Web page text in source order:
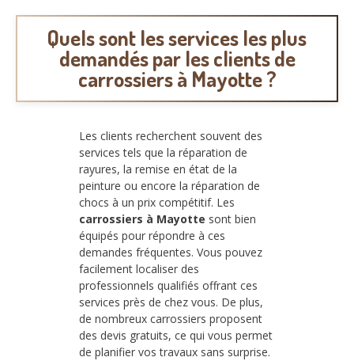
Quels sont les services les plus
demandés par les clients de
carrossiers à Mayotte ?
Les clients recherchent souvent des
services tels que la réparation de
rayures, la remise en état de la
peinture ou encore la réparation de
chocs à un prix compétitif. Les
carrossiers à Mayotte sont bien
équipés pour répondre à ces
demandes fréquentes. Vous pouvez
facilement localiser des
professionnels qualifiés offrant ces
services près de chez vous. De plus,
de nombreux carrossiers proposent
des devis gratuits, ce qui vous permet
de planifier vos travaux sans surprise.